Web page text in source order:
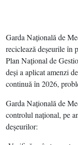
Garda Naţională de
reciclează deşeurile în
Plan Naţional de
deşi a aplicat amenzi
continuă în 2026,
Garda Naţională de
controlul naţional, pe
deşeurilor: